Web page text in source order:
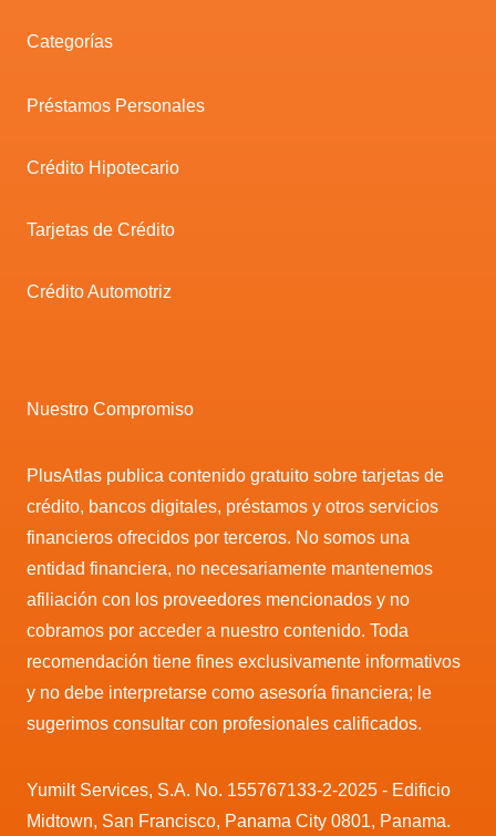
Categorías
Préstamos Personales
Crédito Hipotecario
Tarjetas de Crédito
Crédito Automotriz
Nuestro Compromiso
PlusAtlas publica contenido gratuito sobre tarjetas de
crédito, bancos digitales, préstamos y otros servicios
financieros ofrecidos por terceros. No somos una
entidad financiera, no necesariamente mantenemos
afiliación con los proveedores mencionados y no
cobramos por acceder a nuestro contenido. Toda
recomendación tiene fines exclusivamente informativos
y no debe interpretarse como asesoría financiera; le
sugerimos consultar con profesionales calificados.
Yumilt Services, S.A. No. 155767133-2-2025 - Edificio
Midtown, San Francisco, Panama City 0801, Panama.